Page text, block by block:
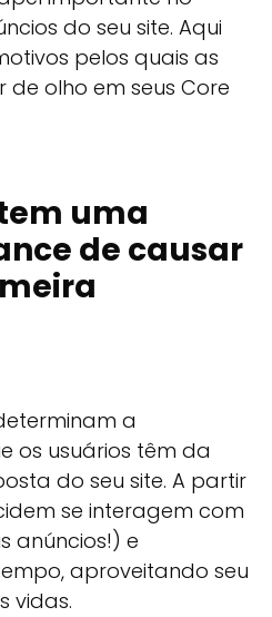
do seu site. Aqui
pelos quais as
olho em seus Core
uma
de causar
a
os usuários têm da
do seu site. A partir
se interagem com
anúncios!) e
aproveitando seu
vidas.